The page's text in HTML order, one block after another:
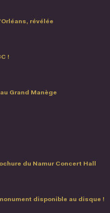
révélée
!
Grand Manège
du Namur Concert Hall
disponible au disque !